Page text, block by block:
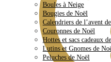
Boules à Neige
Bougies de Noël
Calendriers de l’avent
Couronnes de Noël
Hottes et sacs cadeaux
Lutins et Gnomes de
Peluches de Noël